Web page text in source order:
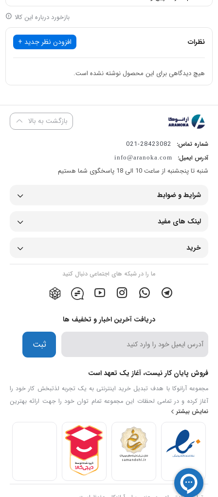
بازخورد درباره این کالا
نظرات افزودن نظر جدید +
هیچ دیدگاهی برای این محصول نوشته نشده است.
بازگشت به بالا
شماره تماس: 28423082-021
آدرس ایمیل: info@aranoka.com
شنبه تا پنجشنبه از ساعت 10 الی 18 پاسخگوی شما هستیم
شرایط و ضوابط
لینک های مفید
خرید
ما را در شبکه های اجتماعی دنبال کنید
دریافت آخرین اخبار و تخفیف ها
ثبت
فروش پایان کار نیست، آغاز یک تعهد است
مجموعه آرانوکا با هدف تبدیل خرید اینترنتی به یک تجربه لذتبخش کار خود را
آغاز کرده و در تمامی لحظات این مجموعه تمام توان خود را جهت ارائه بهترین
خدمات و کیفیت بکار میگیرد تا خیال مشتریان خود را همواره آسوده سازد. ما
اطمینان داریم تیم حرفه ای ما با 13 سال سابقه در این زمینه، به رویا های شما
رنگ واقعیت می بخشد.
نمایش بیشتر